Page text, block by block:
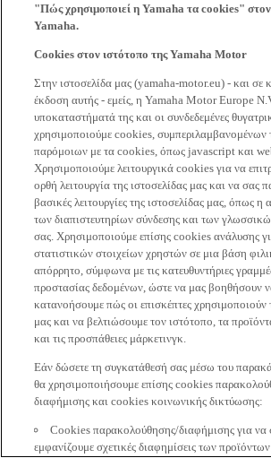
"Πώς χρησιμοποιεί η Yamaha τα cookies" στον
Yamaha.
Cookies στον ιστότοπο της Yamaha Motor
Στην ιστοσελίδα μας (yamaha-motor.eu) - και σε
έκδοση αυτής - εμείς, η Yamaha Motor Europe
υποκαταστήματά της και οι συνδεδεμένες
χρησιμοποιούμε cookies, συμπεριλαμβανομένων
παρόμοιων με τα cookies, όπως javascript και
Χρησιμοποιούμε λειτουργικά cookies για να
ορθή λειτουργία της ιστοσελίδας μας και να σας
βασικές λειτουργίες της ιστοσελίδας μας, όπως
των διαπιστευτηρίων σύνδεσης και των
σας. Χρησιμοποιούμε επίσης cookies ανάλυσης
στατιστικών στοιχείων χρηστών σε μια βάση
απόρρητο, σύμφωνα με τις κατευθυντήριες
προστασίας δεδομένων, ώστε να μας βοηθήσουν
κατανοήσουμε πώς οι επισκέπτες χρησιμοποιούν
μας και να βελτιώσουμε τον ιστότοπο, τα
και τις προσπάθειες μάρκετινγκ.
Εάν δώσετε τη συγκατάθεσή σας μέσω του
θα χρησιμοποιήσουμε επίσης cookies
διαφήμισης και cookies κοινωνικής δικτύωσης:
Cookies παρακολούθησης/διαφήμισης για να
εμφανίζουμε σχετικές διαφημίσεις των